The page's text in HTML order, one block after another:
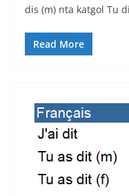
dis (m) nta katgol Tu
Read More